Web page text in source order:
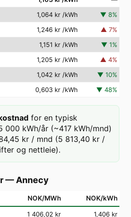
1,064 kr /kWh ▼ 8%
1,246 kr /kWh ▲ 7%
1,151 kr /kWh ▼ 1%
1,205 kr /kWh ▲ 4%
1,042 kr /kWh ▼ 10%
0,603 kr /kWh ▼ 48%
for en typisk
000 kWh/år (~417 kWh/mnd)
kr / mnd (5 813,40 kr /
og nettleie).
— Annecy
NOK/MWh NOK/kWh
1 406,02 kr 1,406 kr